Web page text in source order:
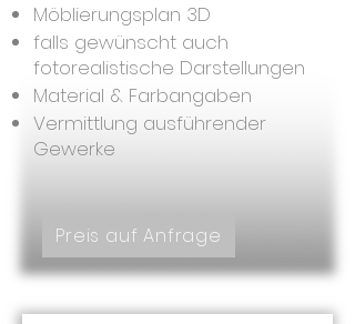
Möblierungsplan 3D
falls gewünscht auch
fotorealistische Darstellungen
Material & Farbangaben
Vermittlung ausführender
Gewerke
Preis auf Anfrage